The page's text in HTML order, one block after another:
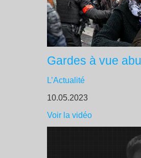
Gardes à vue
L’Actualité
10.05.2023
Voir la vidéo